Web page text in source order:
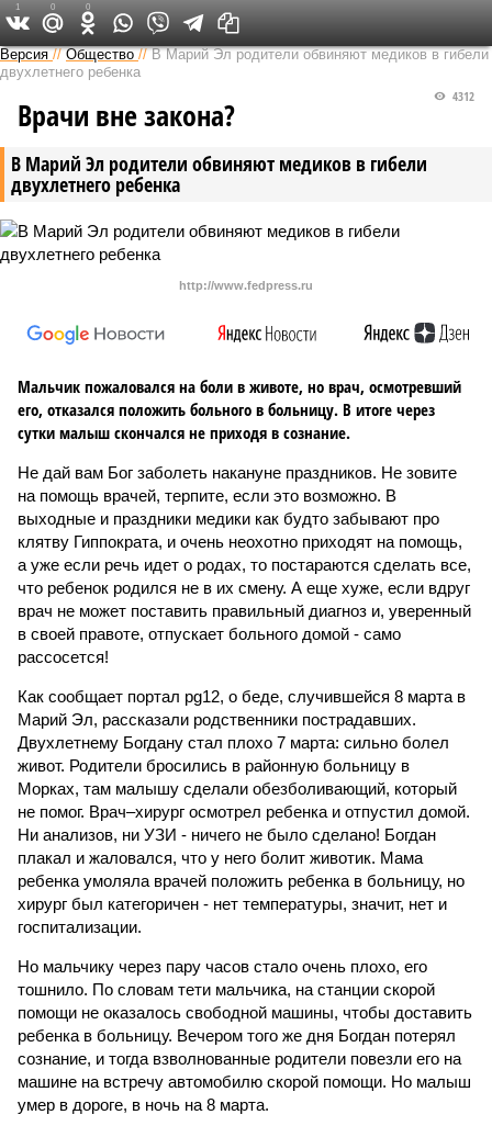
Версия в Чувашии
Версия //Общество //В Марий Эл родители обвиняют медиков в гибели
двухлетнего ребенка
В Марий Эл родители обвиняют медиков в гибели
двухлетнего ребенка
4312
Врачи вне закона?
http://www.fedpress.ru
Мальчик пожаловался на боли в животе, но врач, осмотревший
его, отказался положить больного в больницу. В итоге через
сутки малыш скончался не приходя в сознание.
Не дай вам Бог заболеть накануне праздников. Не зовите
на помощь врачей, терпите, если это возможно. В
выходные и праздники медики как будто забывают про
клятву Гиппократа, и очень неохотно приходят на помощь,
а уже если речь идет о родах, то постараются сделать все,
что ребенок родился не в их смену. А еще хуже, если вдруг
врач не может поставить правильный диагноз и, уверенный
в своей правоте, отпускает больного домой - само
рассосется!
Как сообщает портал pg12, о беде, случившейся 8 марта в
Марий Эл, рассказали родственники пострадавших.
Двухлетнему Богдану стал плохо 7 марта: сильно болел
живот. Родители бросились в районную больницу в
Морках, там малышу сделали обезболивающий, который
не помог. Врач–хирург осмотрел ребенка и отпустил домой.
Ни анализов, ни УЗИ - ничего не было сделано! Богдан
плакал и жаловался, что у него болит животик. Мама
ребенка умоляла врачей положить ребенка в больницу, но
хирург был категоричен - нет температуры, значит, нет и
госпитализации.
Но мальчику через пару часов стало очень плохо, его
тошнило. По словам тети мальчика, на станции скорой
помощи не оказалось свободной машины, чтобы доставить
ребенка в больницу. Вечером того же дня Богдан потерял
сознание, и тогда взволнованные родители повезли его на
машине на встречу автомобилю скорой помощи. Но малыш
умер в дороге, в ночь на 8 марта.
1 0 0